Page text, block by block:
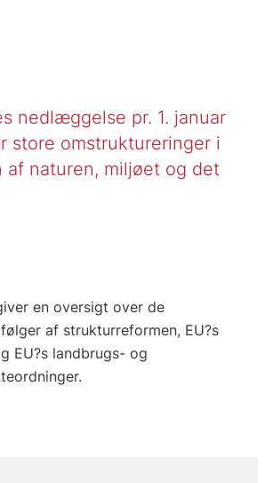
nedlæggelse pr. 1. januar
store omstruktureringer i
af naturen, miljøet og det
en oversigt over de
af strukturreformen, EU?s
EU?s landbrugs- og